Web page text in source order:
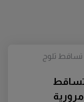
تساقط
تساقط ثلوج